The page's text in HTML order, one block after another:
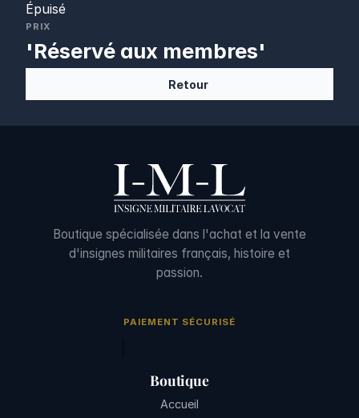
Épuisé
PRIX
'Réservé aux membres'
Retour
Boutique spécialisée dans l'achat et la vente
d'insignes militaires français, histoire et
passion.
PAIEMENT SÉCURISÉ
Boutique
Accueil